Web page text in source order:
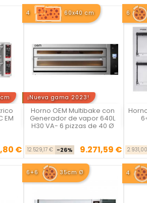
EM
€

4 60x40 cm
¡Nueva gama 2023!
Horno OEM Multibake con
Generador de vapor 640L
H30 VA- 6 pizzas de 40 Ø
Precio base
12.529,17 € -26% Precio
9.271,59 €

Vista rápida
6
6+6 35cm Ø 4